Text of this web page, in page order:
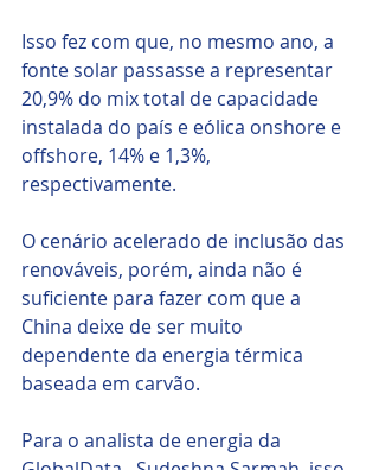
Isso fez com que, no mesmo ano, a
fonte solar passasse a representar
20,9% do mix total de capacidade
instalada do país e eólica onshore e
offshore, 14% e 1,3%,
respectivamente.
O cenário acelerado de inclusão das
renováveis, porém, ainda não é
suficiente para fazer com que a
China deixe de ser muito
dependente da energia térmica
baseada em carvão.
Para o analista de energia da